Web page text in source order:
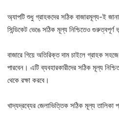
অ্যাপটি শুধু গ্রাহকদের সঠিক বাজারমূল্য-ই
সিন্ডিকেট ভেঙে সঠিক মূল্য নিশ্চিতেও গুরুত্বপূর্ণ
বাজারে গিয়ে অতিরিক্ত দাম চাইলে গ্রাহক
পারবেন। এটি ব্যবহারকারীদের সঠিক মূল্য
থেকে রক্ষা করবে।
খাদ্যদ্রব্যের জেলাভিত্তিক সঠিক মূল্য তালিকা